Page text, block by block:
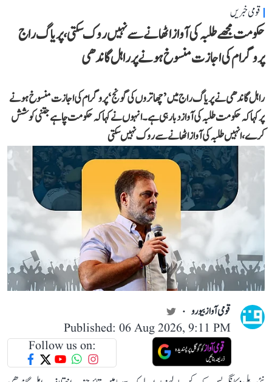
قومی خبریں
حکومت مجھے طلبہ کی آواز اٹھانے سے نہیں روک سکتی، پریاگ راج
پروگرام کی اجازت منسوخ ہونے پر راہل گاندھی
راہل گاندھی نے پریاگ راج میں ’چھاتروں کی گونج‘ پروگرام کی اجازت منسوخ ہونے
پر کہا کہ حکومت طلبہ کی آواز دبا رہی ہے۔ انہوں نے کہا کہ حکومت چاہے جتنی کوشش
کرے، انہیں طلبہ کی آواز اٹھانے سے روک نہیں سکتی
قومی آواز بیورو
Published: 06 Aug 2026, 9:11 PM
Follow us on: